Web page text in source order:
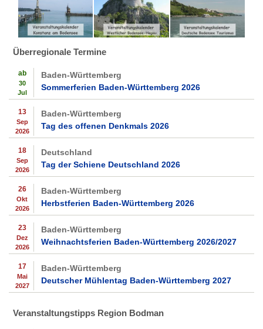
Überregionale Termine
ab
30
Jul
Baden-Württemberg
Sommerferien Baden-Württemberg 2026
13
Sep
2026
Baden-Württemberg
Tag des offenen Denkmals 2026
18
Sep
2026
Deutschland
Tag der Schiene Deutschland 2026
26
Okt
2026
Baden-Württemberg
Herbstferien Baden-Württemberg 2026
23
Dez
2026
Baden-Württemberg
Weihnachtsferien Baden-Württemberg 2026/2027
17
Mai
2027
Baden-Württemberg
Deutscher Mühlentag Baden-Württemberg 2027
Veranstaltungstipps Region Bodman